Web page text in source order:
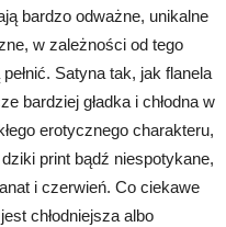
bardzo odważne, unikalne
w zależności od tego
Satyna tak, jak flanela
bardziej gładka i chłodna w
erotycznego charakteru,
print bądź niespotykane,
i czerwień. Co ciekawe
chłodniejsza albo